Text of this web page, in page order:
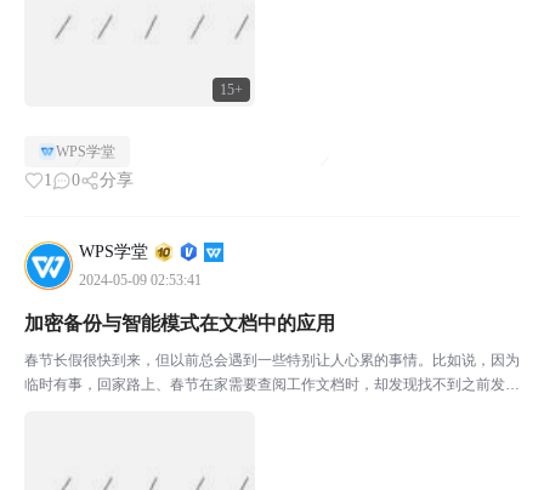
15+
WPS学堂
1 0 分享
WPS学堂
2024-05-09 02:53:41
加密备份与智能模式在文档中的应用
春节长假很快到来，但以前总会遇到一些特别让人心累的事情。比如说，因为
临时有事，回家路上、春节在家需要查阅工作文档时，却发现找不到之前发送